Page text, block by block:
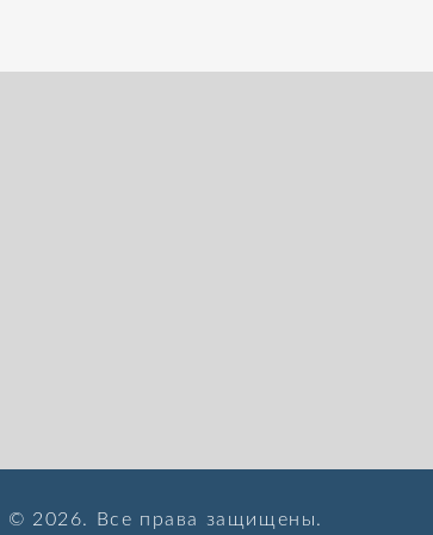
© 2026. Все права защищены.